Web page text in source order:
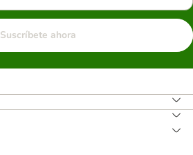
Suscríbete ahora